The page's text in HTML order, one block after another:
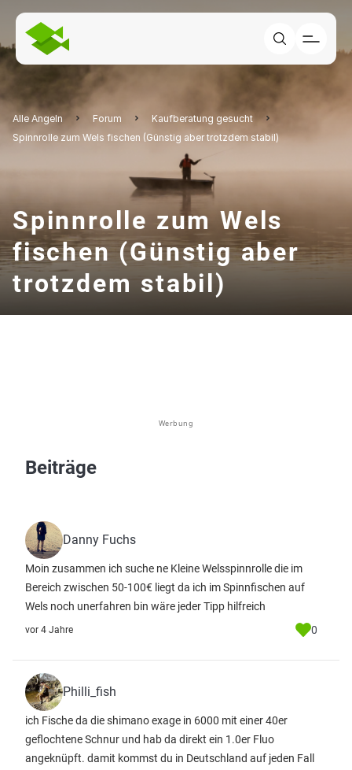
Alle Angeln Forum
Kaufberatung gesucht
Spinnrolle zum Wels fischen (Günstig aber trotzdem stabil)
Spinnrolle zum Wels
fischen (Günstig aber
trotzdem stabil)
Werbung
Beiträge
Danny Fuchs
Moin zusammen ich suche ne Kleine Welsspinnrolle die im
Bereich zwischen 50-100€ liegt da ich im Spinnfischen auf
Wels noch unerfahren bin wäre jeder Tipp hilfreich
vor 4 Jahre 0
Philli_fish
ich Fische da die shimano exage in 6000 mit einer 40er
geflochtene Schnur und hab da direkt ein 1.0er Fluo
angeknüpft. damit kommst du in Deutschland auf jeden Fall